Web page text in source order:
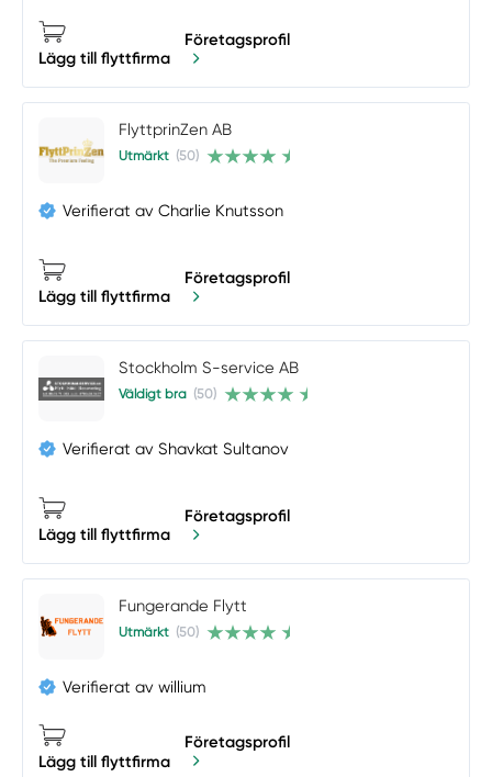
Lägg till flyttfirma
Företagsprofil
FlyttprinZen AB
Utmärkt (50)
Verifierat av Charlie Knutsson
Lägg till flyttfirma
Företagsprofil
Stockholm S-service AB
Väldigt bra (50)
Verifierat av Shavkat Sultanov
Lägg till flyttfirma
Företagsprofil
Fungerande Flytt
Utmärkt (50)
Verifierat av willium
Lägg till flyttfirma
Företagsprofil